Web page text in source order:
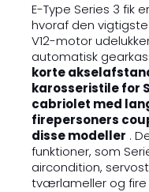
E-Type Series 3 fik
hvoraf den vigtigste
V12-motor
automatisk
korte
karosseristile for
cabriolet med
firepersoners
disse modeller .
funktioner, som
aircondition,
tværlameller og fire